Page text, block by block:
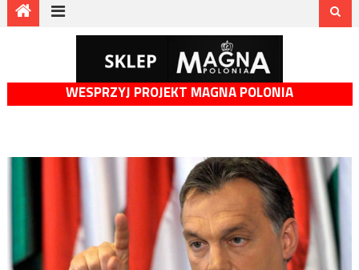
WESPRZYJ PROJEKT MAGNA POLONIA